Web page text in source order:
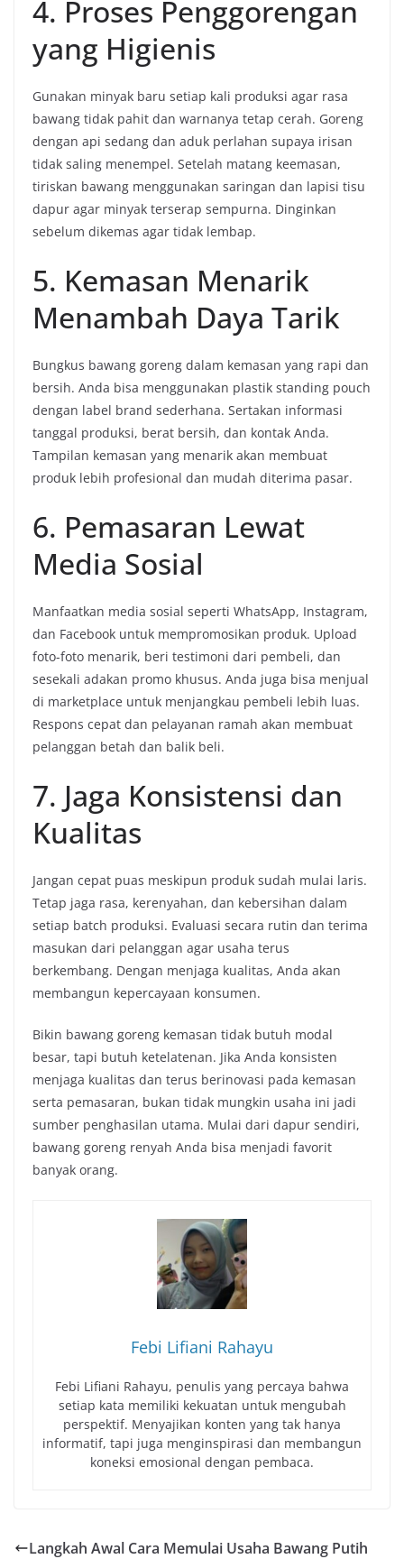
4. Proses Penggorengan
yang Higienis
Gunakan minyak baru setiap kali produksi agar rasa
bawang tidak pahit dan warnanya tetap cerah. Goreng
dengan api sedang dan aduk perlahan supaya irisan
tidak saling menempel. Setelah matang keemasan,
tiriskan bawang menggunakan saringan dan lapisi tisu
dapur agar minyak terserap sempurna. Dinginkan
sebelum dikemas agar tidak lembap.
5. Kemasan Menarik
Menambah Daya Tarik
Bungkus bawang goreng dalam kemasan yang rapi dan
bersih. Anda bisa menggunakan plastik standing pouch
dengan label brand sederhana. Sertakan informasi
tanggal produksi, berat bersih, dan kontak Anda.
Tampilan kemasan yang menarik akan membuat
produk lebih profesional dan mudah diterima pasar.
6. Pemasaran Lewat
Media Sosial
Manfaatkan media sosial seperti WhatsApp, Instagram,
dan Facebook untuk mempromosikan produk. Upload
foto-foto menarik, beri testimoni dari pembeli, dan
sesekali adakan promo khusus. Anda juga bisa menjual
di marketplace untuk menjangkau pembeli lebih luas.
Respons cepat dan pelayanan ramah akan membuat
pelanggan betah dan balik beli.
7. Jaga Konsistensi dan
Kualitas
Jangan cepat puas meskipun produk sudah mulai laris.
Tetap jaga rasa, kerenyahan, dan kebersihan dalam
setiap batch produksi. Evaluasi secara rutin dan terima
masukan dari pelanggan agar usaha terus
berkembang. Dengan menjaga kualitas, Anda akan
membangun kepercayaan konsumen.
Bikin bawang goreng kemasan tidak butuh modal
besar, tapi butuh ketelatenan. Jika Anda konsisten
menjaga kualitas dan terus berinovasi pada kemasan
serta pemasaran, bukan tidak mungkin usaha ini jadi
sumber penghasilan utama. Mulai dari dapur sendiri,
bawang goreng renyah Anda bisa menjadi favorit
banyak orang.
Febi Lifiani Rahayu
Febi Lifiani Rahayu, penulis yang percaya bahwa
setiap kata memiliki kekuatan untuk mengubah
perspektif. Menyajikan konten yang tak hanya
informatif, tapi juga menginspirasi dan membangun
koneksi emosional dengan pembaca.
Langkah Awal Cara Memulai Usaha Bawang Putih